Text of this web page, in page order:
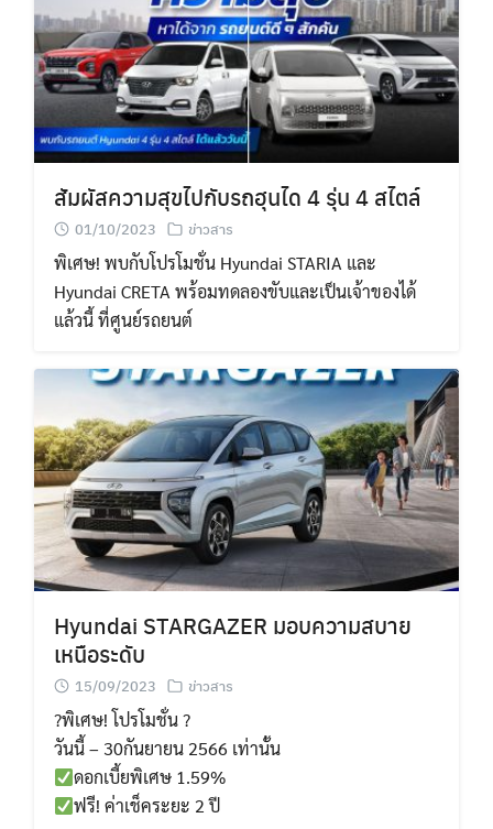
สัมผัสความสุขไปกับรถฮุนได 4 รุ่น 4 สไตล์
01/10/2023 ข่าวสาร
พิเศษ! พบกับโปรโมชั่น Hyundai STARIA และ
Hyundai CRETA พร้อมทดลองขับและเป็นเจ้าของได้
แล้วนี้ ที่ศูนย์รถยนต์
Hyundai STARGAZER มอบความสบาย
เหนือระดับ
15/09/2023 ข่าวสาร
?พิเศษ! โปรโมชั่น ?
วันนี้ – 30กันยายน 2566 เท่านั้น
ดอกเบี้ยพิเศษ 1.59%
ฟรี! ค่าเช็คระยะ 2 ปี